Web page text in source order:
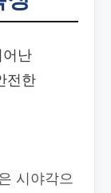
어난
전한
시야각으